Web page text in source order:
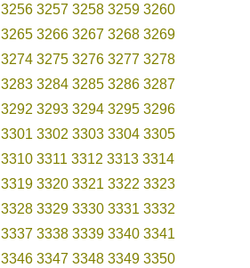
3256 3257 3258 3259 3260
3265 3266 3267 3268 3269
3274 3275 3276 3277 3278
3283 3284 3285 3286 3287
3292 3293 3294 3295 3296
3301 3302 3303 3304 3305
3310 3311 3312 3313 3314
3319 3320 3321 3322 3323
3328 3329 3330 3331 3332
3337 3338 3339 3340 3341
3346 3347 3348 3349 3350